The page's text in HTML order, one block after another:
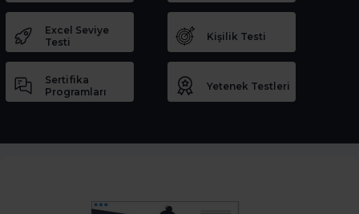
Excel Seviye
Testi
Kişilik Testi
Sertifika
Programları
Yetenek Testleri